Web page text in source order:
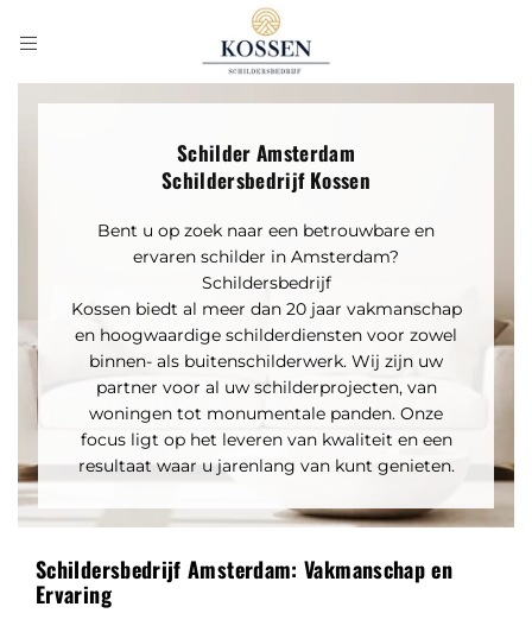
Schilder Amsterdam
Schildersbedrijf Kossen
Bent u op zoek naar een betrouwbare en
ervaren schilder in Amsterdam?
Schildersbedrijf
Kossen biedt al meer dan 20 jaar vakmanschap
en hoogwaardige schilderdiensten voor zowel
binnen- als buitenschilderwerk. Wij zijn uw
partner voor al uw schilderprojecten, van
woningen tot monumentale panden. Onze
focus ligt op het leveren van kwaliteit en een
resultaat waar u jarenlang van kunt genieten.
Schildersbedrijf Amsterdam: Vakmanschap en
Ervaring